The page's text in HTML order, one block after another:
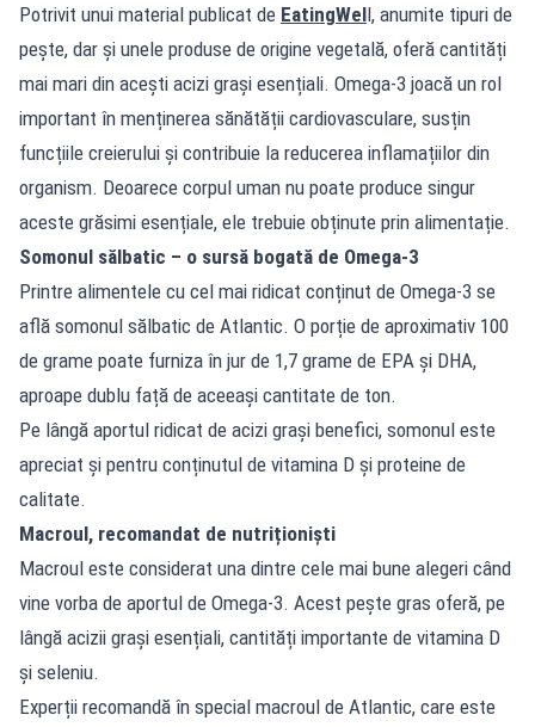
Potrivit unui material publicat de EatingWell, anumite tipuri de
pește, dar și unele produse de origine vegetală, oferă cantități
mai mari din acești acizi grași esențiali. Omega-3 joacă un rol
important în menținerea sănătății cardiovasculare, susțin
funcțiile creierului și contribuie la reducerea inflamațiilor din
organism. Deoarece corpul uman nu poate produce singur
aceste grăsimi esențiale, ele trebuie obținute prin alimentație.
Somonul sălbatic – o sursă bogată de Omega-3
Printre alimentele cu cel mai ridicat conținut de Omega-3 se
află somonul sălbatic de Atlantic. O porție de aproximativ 100
de grame poate furniza în jur de 1,7 grame de EPA și DHA,
aproape dublu față de aceeași cantitate de ton.
Pe lângă aportul ridicat de acizi grași benefici, somonul este
apreciat și pentru conținutul de vitamina D și proteine de
calitate.
Macroul, recomandat de nutriționiști
Macroul este considerat una dintre cele mai bune alegeri când
vine vorba de aportul de Omega-3. Acest pește gras oferă, pe
lângă acizii grași esențiali, cantități importante de vitamina D
și seleniu.
Experții recomandă în special macroul de Atlantic, care este